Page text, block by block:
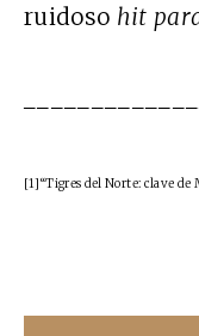
ruidoso hit
[1]“Tigres del Norte: clave de